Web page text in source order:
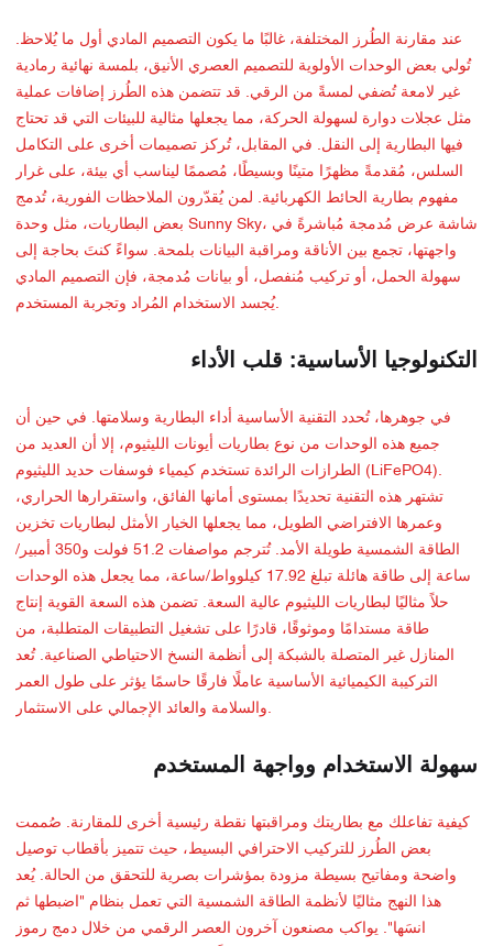
عند مقارنة الطُرز المختلفة، غالبًا ما يكون التصميم المادي أول ما يُلاحظ.
تُولي بعض الوحدات الأولوية للتصميم العصري الأنيق، بلمسة نهائية رمادية
غير لامعة تُضفي لمسةً من الرقي. قد تتضمن هذه الطُرز إضافات عملية
مثل عجلات دوارة لسهولة الحركة، مما يجعلها مثالية للبيئات التي قد تحتاج
فيها البطارية إلى النقل. في المقابل، تُركز تصميمات أخرى على التكامل
السلس، مُقدمةً مظهرًا متينًا وبسيطًا، مُصممًا ليناسب أي بيئة، على غرار
مفهوم بطارية الحائط الكهربائية. لمن يُقدّرون الملاحظات الفورية، تُدمج
بعض البطاريات، مثل وحدة Sunny Sky، شاشة عرض مُدمجة مُباشرةً في
واجهتها، تجمع بين الأناقة ومراقبة البيانات بلمحة. سواءً كنتَ بحاجة إلى
سهولة الحمل، أو تركيب مُنفصل، أو بيانات مُدمجة، فإن التصميم المادي
يُجسد الاستخدام المُراد وتجربة المستخدم.
التكنولوجيا الأساسية: قلب الأداء
في جوهرها، تُحدد التقنية الأساسية أداء البطارية وسلامتها. في حين أن
جميع هذه الوحدات من نوع بطاريات أيونات الليثيوم، إلا أن العديد من
الطرازات الرائدة تستخدم كيمياء فوسفات حديد الليثيوم (LiFePO4).
تشتهر هذه التقنية تحديدًا بمستوى أمانها الفائق، واستقرارها الحراري،
وعمرها الافتراضي الطويل، مما يجعلها الخيار الأمثل لبطاريات تخزين
الطاقة الشمسية طويلة الأمد. تُترجم مواصفات 51.2 فولت و350 أمبير/
ساعة إلى طاقة هائلة تبلغ 17.92 كيلوواط/ساعة، مما يجعل هذه الوحدات
حلاً مثاليًا لبطاريات الليثيوم عالية السعة. تضمن هذه السعة القوية إنتاج
طاقة مستدامًا وموثوقًا، قادرًا على تشغيل التطبيقات المتطلبة، من
المنازل غير المتصلة بالشبكة إلى أنظمة النسخ الاحتياطي الصناعية. تُعد
التركيبة الكيميائية الأساسية عاملًا فارقًا حاسمًا يؤثر على طول العمر
والسلامة والعائد الإجمالي على الاستثمار.
سهولة الاستخدام وواجهة المستخدم
كيفية تفاعلك مع بطاريتك ومراقبتها نقطة رئيسية أخرى للمقارنة. صُممت
بعض الطُرز للتركيب الاحترافي البسيط، حيث تتميز بأقطاب توصيل
واضحة ومفاتيح بسيطة مزودة بمؤشرات بصرية للتحقق من الحالة. يُعد
هذا النهج مثاليًا لأنظمة الطاقة الشمسية التي تعمل بنظام "اضبطها ثم
انسَها". يواكب مصنعون آخرون العصر الرقمي من خلال دمج رموز